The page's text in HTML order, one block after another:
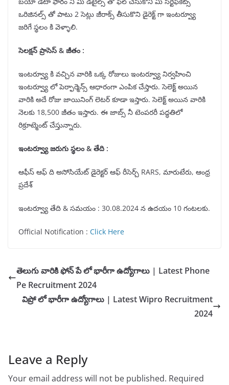
ఒరిజినల్స్ తో పాటు 2 సెట్లు జీరాక్స్ తీసుకొని డైరెక్ట్ గా ఇంటర్వ్యూ
జరిగే స్థలం కి వెళ్ళాలి.
సెలక్షన్ ప్రాసెస్ & జీతం :
ఇంటర్వ్యూ కి వచ్చిన వారికి ఒక్క రోజులు ఇంటర్వ్యూ నిర్వహించి
ఇంటర్వ్యూ లో పెర్ఫార్మెన్స్ ఆధారంగా ఎంపిక చేస్తారు. సెలెక్ట్ అయిన
వారికి అదే రోజు జాయినింగ్ లెటర్ కూడా ఇస్తారు. సెలెక్ట్ అయిన వారికి
నెలకు 18,500 జీతం ఇస్తారు. ఈ జాబ్స్ నీ టెంపరరీ పద్ధతిలో
రిక్రూట్మెంట్ చేస్తున్నారు.
ఇంటర్వ్యూ జరుగు స్థలం & తేది :
ఆఫీస్ ఆఫ్ ది అసోసియేట్ డైరెక్టర్ ఆఫ్ రీసెర్చ్ RARS, మారుటేరు, ఆంధ్ర
ప్రదేశ్
ఇంటర్వ్యూ తేది & సమయం : 30.08.2024 న ఉదయం 10 గంటలకు.
Official Notification : Click Here
తెలుగు వారికి ఫోన్ పే లో భారీగా ఉద్యోగాలు | Latest Phone
Pe Recruitment 2024
విప్రో లో భారీగా ఉద్యోగాలు | Latest Wipro Recruitment
2024
Leave a Reply
Your email address will not be published. Required